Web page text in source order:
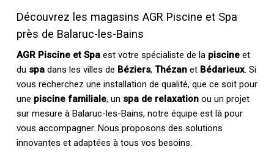
Découvrez les magasins AGR Piscine et Spa
près de Balaruc-les-Bains
AGR Piscine et Spaest votre spécialiste de la piscineet
du spadans les villes de Béziers, Thézanet Bédarieux. Si
vous recherchez une installation de qualité, que ce soit pour
une piscine familiale, un spa de relaxationou un projet
sur mesure à Balaruc-les-Bains, notre équipe est là pour
vous accompagner. Nous proposons des solutions
innovantes et adaptées à tous vos besoins.